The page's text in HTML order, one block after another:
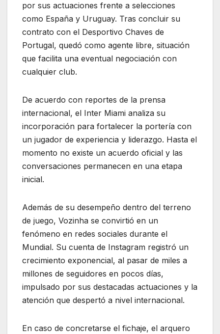
por sus actuaciones frente a selecciones
como España y Uruguay. Tras concluir su
contrato con el Desportivo Chaves de
Portugal, quedó como agente libre, situación
que facilita una eventual negociación con
cualquier club.
De acuerdo con reportes de la prensa
internacional, el Inter Miami analiza su
incorporación para fortalecer la portería con
un jugador de experiencia y liderazgo. Hasta el
momento no existe un acuerdo oficial y las
conversaciones permanecen en una etapa
inicial.
Además de su desempeño dentro del terreno
de juego, Vozinha se convirtió en un
fenómeno en redes sociales durante el
Mundial. Su cuenta de Instagram registró un
crecimiento exponencial, al pasar de miles a
millones de seguidores en pocos días,
impulsado por sus destacadas actuaciones y la
atención que despertó a nivel internacional.
En caso de concretarse el fichaje, el arquero